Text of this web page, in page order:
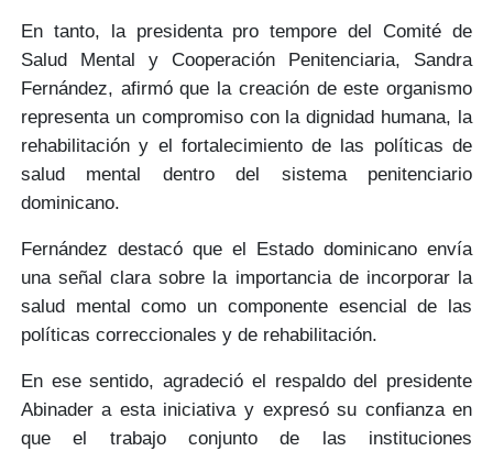
En tanto, la presidenta pro tempore del Comité de
Salud Mental y Cooperación Penitenciaria, Sandra
Fernández, afirmó que la creación de este organismo
representa un compromiso con ladignidad humana, la
rehabilitación y el fortalecimiento de las políticas de
salud mental dentro del sistema penitenciario
dominicano.
Fernández destacó que el Estado dominicano envía
una señal clara sobre la importancia de incorporar la
salud mental como un componente esencial de las
políticas correccionales y de rehabilitación.
En ese sentido, agradeció el respaldo del presidente
Abinader a esta iniciativa y expresó su confianza en
que el trabajo conjunto de las instituciones